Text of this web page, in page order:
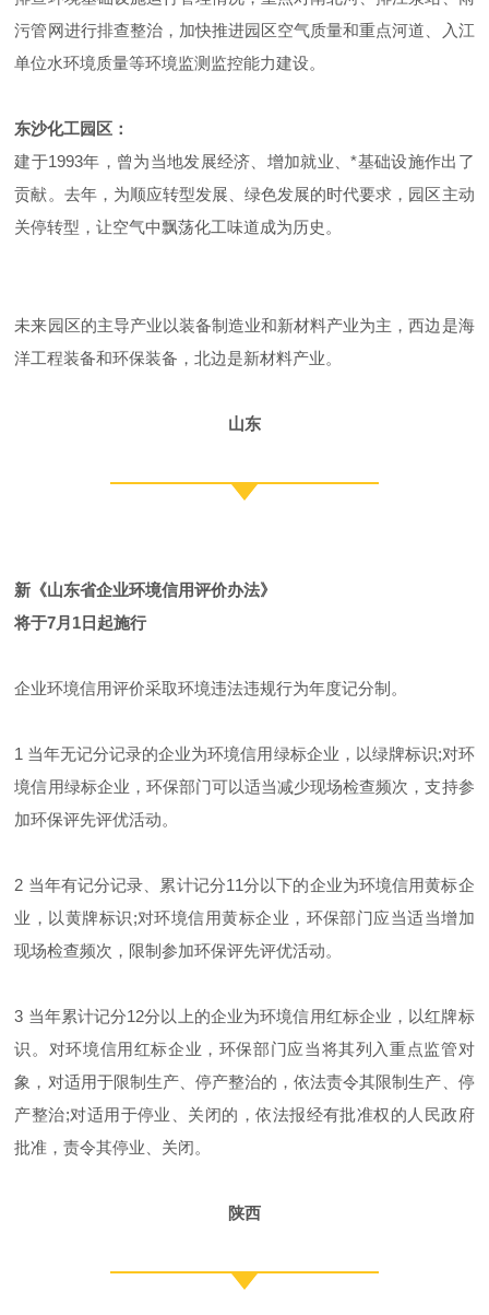
污管网进行排查整治，加快推进园区空气质量和重点河道、入江
单位水环境质量等环境监测监控能力建设。
东沙化工园区：
建于1993年，曾为当地发展经济、增加就业、*基础设施作出了
贡献。去年，为顺应转型发展、绿色发展的时代要求，园区主动
关停转型，让空气中飘荡化工味道成为历史。
未来园区的主导产业以装备制造业和新材料产业为主，西边是海
洋工程装备和环保装备，北边是新材料产业。
山东
新《山东省企业环境信用评价办法》
将于7月1日起施行
企业环境信用评价采取环境违法违规行为年度记分制。
1 当年无记分记录的企业为环境信用绿标企业，以绿牌标识;对环
境信用绿标企业，环保部门可以适当减少现场检查频次，支持参
加环保评先评优活动。
2 当年有记分记录、累计记分11分以下的企业为环境信用黄标企
业，以黄牌标识;对环境信用黄标企业，环保部门应当适当增加
现场检查频次，限制参加环保评先评优活动。
3 当年累计记分12分以上的企业为环境信用红标企业，以红牌标
识。对环境信用红标企业，环保部门应当将其列入重点监管对
象，对适用于限制生产、停产整治的，依法责令其限制生产、停
产整治;对适用于停业、关闭的，依法报经有批准权的人民政府
批准，责令其停业、关闭。
陕西